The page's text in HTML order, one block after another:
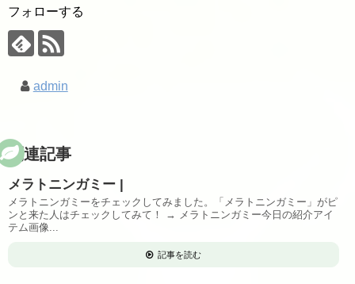
フォローする
admin
関連記事
メラトニンガミー |
メラトニンガミーをチェックしてみました。「メラトニンガミー」がピ
ンと来た人はチェックしてみて！ → メラトニンガミー今日の紹介アイ
テム画像...
記事を読む